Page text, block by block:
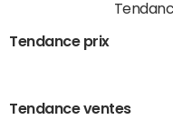
Tendance prix
Tendance ventes